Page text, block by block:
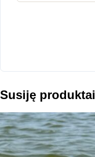
Susiję produktai